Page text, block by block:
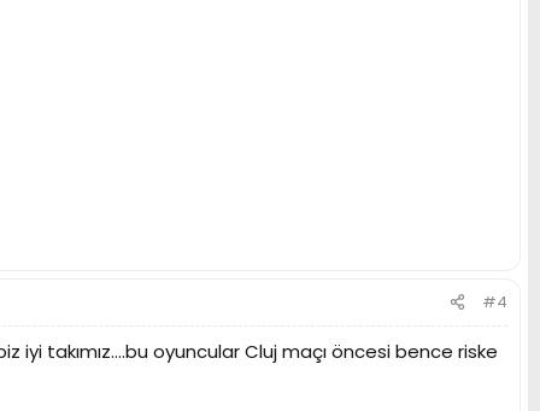
#4
takımız....bu oyuncular Cluj maçı öncesi bence riske